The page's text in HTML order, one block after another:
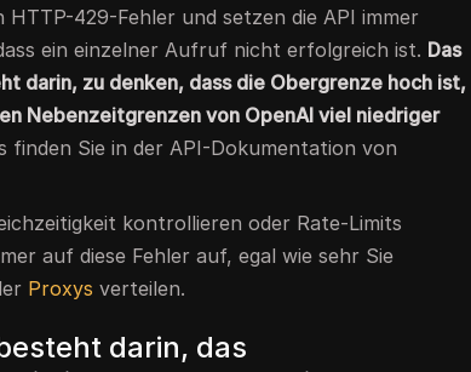
HTTP-429-Fehler und setzen die API immer
ein einzelner Aufruf nicht erfolgreich ist. Das
darin, zu denken, dass die Obergrenze hoch ist,
Nebenzeitgrenzen von OpenAI viel niedriger
finden Sie in der API-Dokumentation von
kontrollieren oder Rate-Limits
auf diese Fehler auf, egal wie sehr Sie
Proxys verteilen.
darin, das